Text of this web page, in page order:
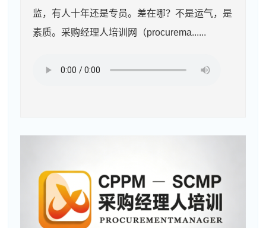
监，有人十年还是专员。差在哪？不是运气，是
素质。采购经理人培训网（procurema......